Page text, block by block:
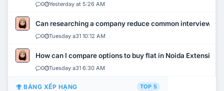
0 Yesterday at 5:26 AM
Can researching a company reduce common interview
0 Tuesday a31 10:12 AM
How can I compare options to buy flat in Noida Extension?
0 Tuesday a31 6:30 AM
BẢNG XẾP HẠNG TOP 5